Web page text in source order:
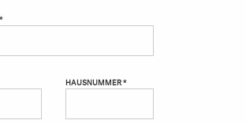
HAUSNUMMER *